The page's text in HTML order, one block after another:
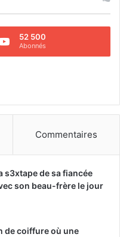
52 500
Abonnés
Commentaires
s3xtape de sa fiancée
son beau-frère le jour
de coiffure où une